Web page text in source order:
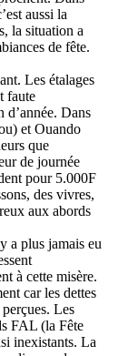
aussi la
la situation a
de fête.
Les étalages
faute
d’année. Dans
et Ouando
que
de journée
pour 5.000F
des vivres,
aux abords
a plus jamais eu
à cette misère.
car les dettes
Les
FAL (la Fête
inexistants. La